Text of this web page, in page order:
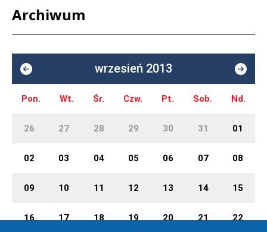
Archiwum
wrzesień 2013
Pon. Wt. Śr. Czw. Pt. Sob. Nd.
26 27 28 29 30 31 01
02 03 04 05 06 07 08
09 10 11 12 13 14 15
16 17 18 19 20 21 22